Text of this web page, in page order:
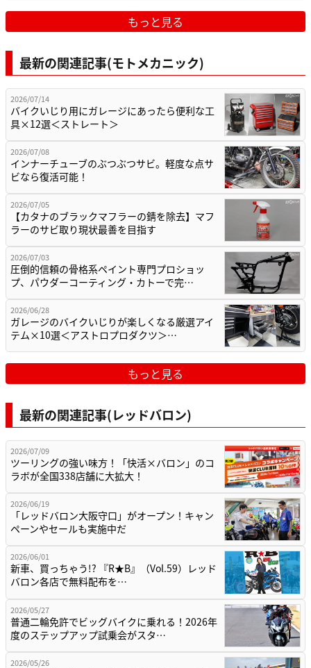
もっと見る
最新の関連記事(モトメカニック)
2026/07/14
バイクいじり用にガレージにあったら便利な工
具×12選＜ストレート＞
2026/07/08
インナーチューブのぶつぶつサビ。軽度な点サ
ビなら復活可能！
2026/07/05
【カタナのブラックマフラーの錆を除去】マフ
ラーのサビ取り現状最善を目指す
2026/07/03
圧倒的信頼の骨格系ペイント専門プロショッ
プ、パウダーコーティング・カトーで完…
2026/06/28
ガレージのバイクいじりが楽しくなる厳選アイ
テム×10選＜アストロプロダクツ＞…
もっと見る
最新の関連記事(レッドバロン)
2026/07/09
ツーリングの強い味方！「快活×バロン」のコ
ラボが全国338店舗に大拡大！
2026/06/19
「レッドバロン大阪守口」がオープン！キャン
ペーンやセールも実施中だ
2026/06/01
新車、買っちゃう!? 『R★B』（Vol.59）レッド
バロン各店で無料配布を…
2026/05/27
普通二輪免許でビッグバイクに乗れる！2026年
度のステップアップ試乗会がスタ…
2026/05/26